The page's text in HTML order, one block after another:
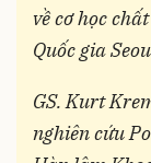
về cơ học
Quốc gia
GS. Kurt
nghiên cứu